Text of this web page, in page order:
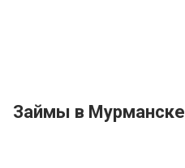
Займы в Мурманске